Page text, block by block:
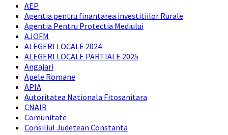
AEP
Agentia pentru finantarea investitiilor Rurale
Agentia Pentru Protectia Mediului
AJOFM
ALEGERI LOCALE 2024
ALEGERI LOCALE PARTIALE 2025
Angajari
Apele Romane
APIA
Autoritatea Nationala Fitosanitara
CNAIR
Comunitate
Consiliul Judetean Constanta